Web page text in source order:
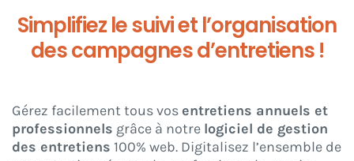
Fortify
Support
Simplifiez le suivi et l’organisation
des campagnes d’entretiens !
Gérez facilement tous vos entretiens annuels et
professionnels grâce à notre logiciel de gestion
des entretiens 100% web. Digitalisez l’ensemble de